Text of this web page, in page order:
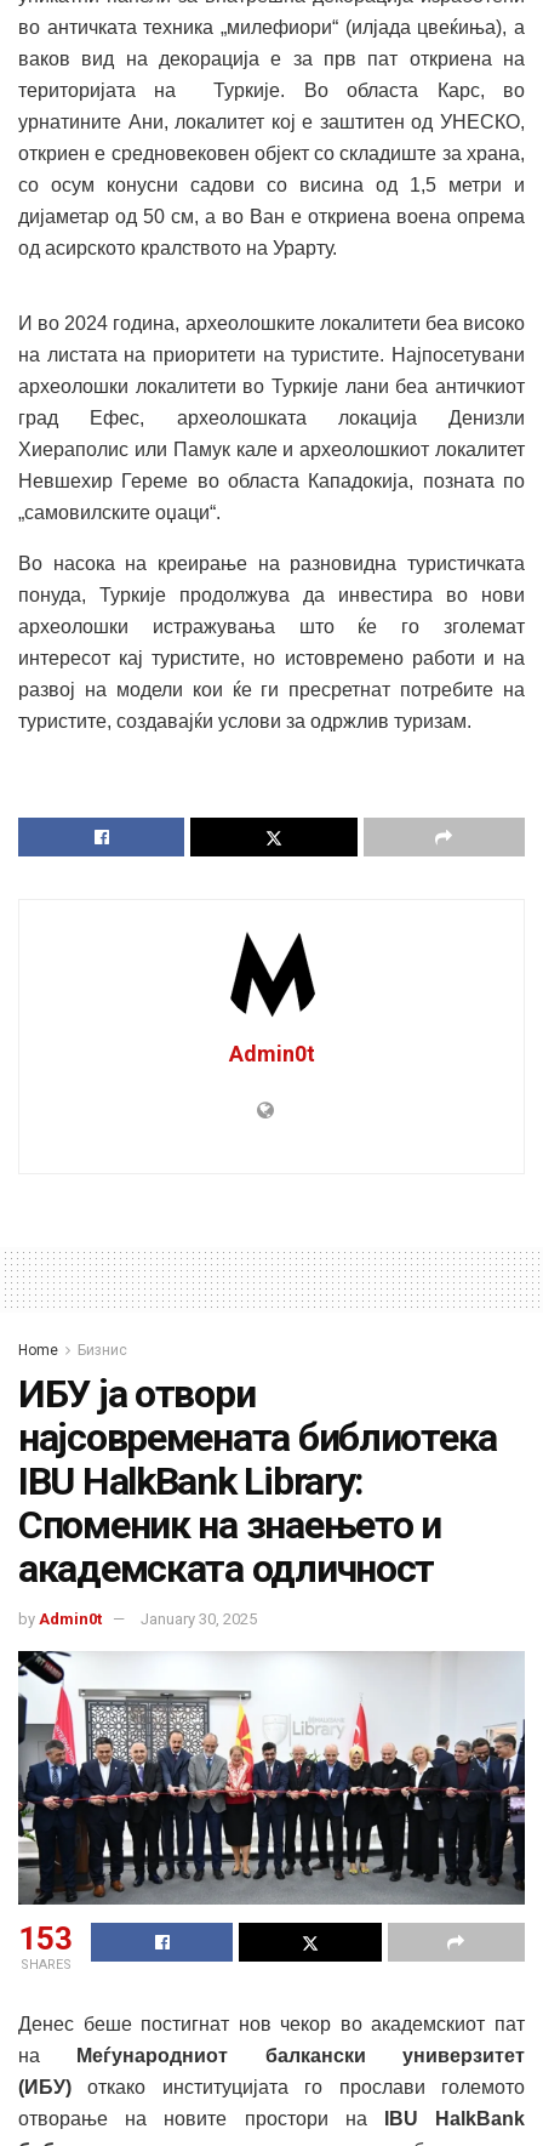
во античката техника „милефиори“ (илјада цвеќиња), а
ваков вид на декорација е за прв пат откриена на
територијата на Туркије. Во областа Карс, во
урнатините Ани, локалитет кој е заштитен од УНЕСКО,
откриен е средновековен објект со складиште за храна,
со осум конусни садови со висина од 1,5 метри и
дијаметар од 50 см, а во Ван е откриена воена опрема
од асирското кралството на Урарту.
И во 2024 година, археолошките локалитети беа високо
на листата на приоритети на туристите. Најпосетувани
археолошки локалитети во Туркије лани беа античкиот
град Ефес, археолошката локација Денизли
Хиераполис или Памук кале и археолошкиот локалитет
Невшехир Гереме во областа Кападокија, позната по
„самовилските оџаци“.
Во насока на креирање на разновидна туристичката
понуда, Туркије продолжува да инвестира во нови
археолошки истражувања што ќе го зголемат
интересот кај туристите, но истовремено работи и на
развој на модели кои ќе ги пресретнат потребите на
туристите, создавајќи услови за одржлив туризам.
Admin0t
Home Бизнис
ИБУ ја отвори
најсовремената библиотека
IBU HalkBank Library:
Споменик на знаењето и
академската одличност
by Admin0t January 30, 2025
153
SHARES
Денес беше постигнат нов чекор во академскиот пат
на
Меѓународниот балкански универзитет
(ИБУ)откако институцијата го прослави големото
отворање на новите простори на
IBU HalkBank